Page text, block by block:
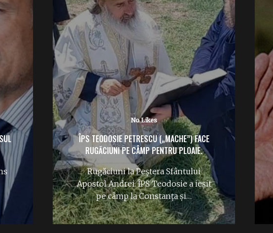
No Likes
IERI S-A ÎMPLINIT UN AN FĂRĂ NEA NELU
ILIESCU: „MĂI DRAGĂ”, CE-AȚI FĂCUT CU
PARTIDUL?
A trecut deja un an de când Ion
Iliescu a părăsit scena publică și
lumea…